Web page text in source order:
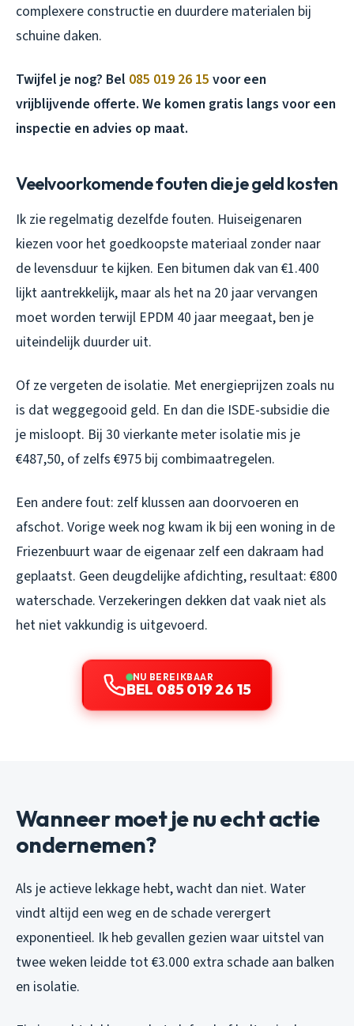
complexere constructie en duurdere materialen bij
schuine daken.
Twijfel je nog? Bel 085 019 26 15 voor een
vrijblijvende offerte. We komen gratis langs voor een
inspectie en advies op maat.
Veelvoorkomende fouten die je geld kosten
Ik zie regelmatig dezelfde fouten. Huiseigenaren
kiezen voor het goedkoopste materiaal zonder naar
de levensduur te kijken. Een bitumen dak van €1.400
lijkt aantrekkelijk, maar als het na 20 jaar vervangen
moet worden terwijl EPDM 40 jaar meegaat, ben je
uiteindelijk duurder uit.
Of ze vergeten de isolatie. Met energieprijzen zoals nu
is dat weggegooid geld. En dan die ISDE-subsidie die
je misloopt. Bij 30 vierkante meter isolatie mis je
€487,50, of zelfs €975 bij combimaatregelen.
Een andere fout: zelf klussen aan doorvoeren en
afschot. Vorige week nog kwam ik bij een woning in de
Friezenbuurt waar de eigenaar zelf een dakraam had
geplaatst. Geen deugdelijke afdichting, resultaat: €800
waterschade. Verzekeringen dekken dat vaak niet als
het niet vakkundig is uitgevoerd.
NU BEREIKBAAR
BEL 085 019 26 15
Wanneer moet je nu echt actie
ondernemen?
Als je actieve lekkage hebt, wacht dan niet. Water
vindt altijd een weg en de schade verergert
exponentieel. Ik heb gevallen gezien waar uitstel van
twee weken leidde tot €3.000 extra schade aan balken
en isolatie.